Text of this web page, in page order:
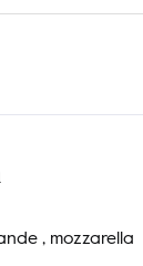
, mozzarella